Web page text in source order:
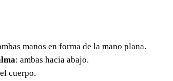
manos en forma de la mano plana.
: ambas hacia abajo.
cuerpo.